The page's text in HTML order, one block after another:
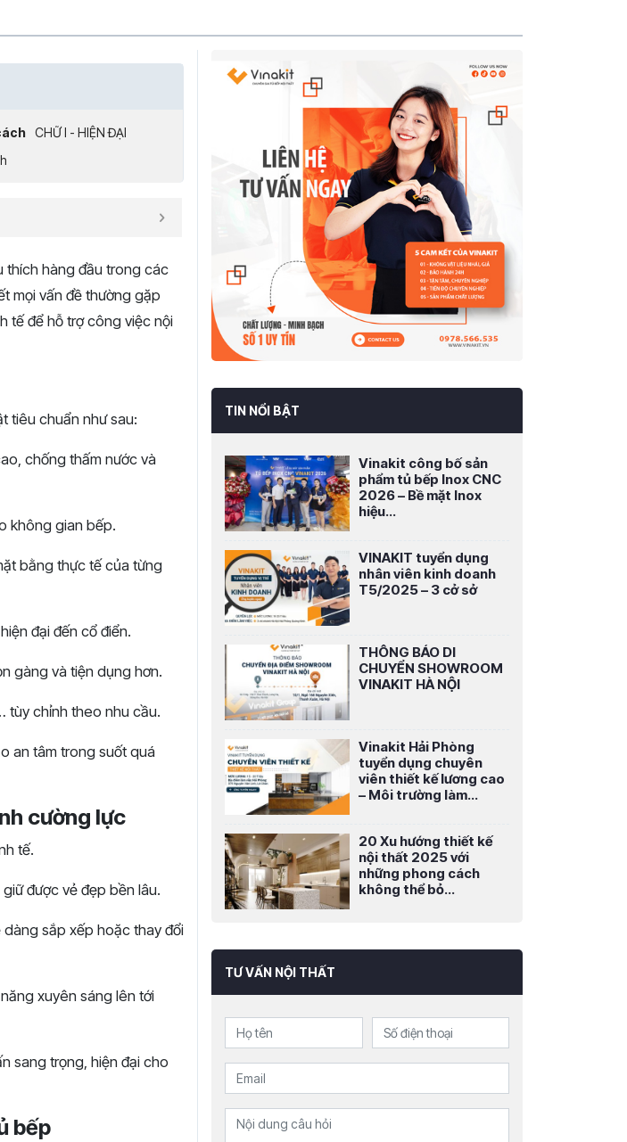
CHỮ I - HIỆN ĐẠI
thích hàng đầu trong các
mọi vấn đề thường gặp
tế để hỗ trợ công việc nội
tiêu chuẩn như sau:
chống thấm nước và
không gian bếp.
bằng thực tế của từng
đại đến cổ điển.
gàng và tiện dụng hơn.
tùy chỉnh theo nhu cầu.
an tâm trong suốt quá
cường lực
tế.
được vẻ đẹp bền lâu.
sắp xếp hoặc thay đổi
xuyên sáng lên tới
sang trọng, hiện đại cho
bếp
TIN NỔI BẬT
Vinakit công bố sản
phẩm tủ bếp Inox CNC
2026 – Bề mặt Inox
hiệu...
VINAKIT tuyển dụng
nhân viên kinh doanh
T5/2025 – 3 cở sở
THÔNG BÁO DI
CHUYỂN SHOWROOM
VINAKIT HÀ NỘI
Vinakit Hải Phòng
tuyển dụng chuyên
viên thiết kế lương cao
– Môi trường làm...
20 Xu hướng thiết kế
nội thất 2025 với
những phong cách
không thể bỏ...
TƯ VẤN NỘI THẤT